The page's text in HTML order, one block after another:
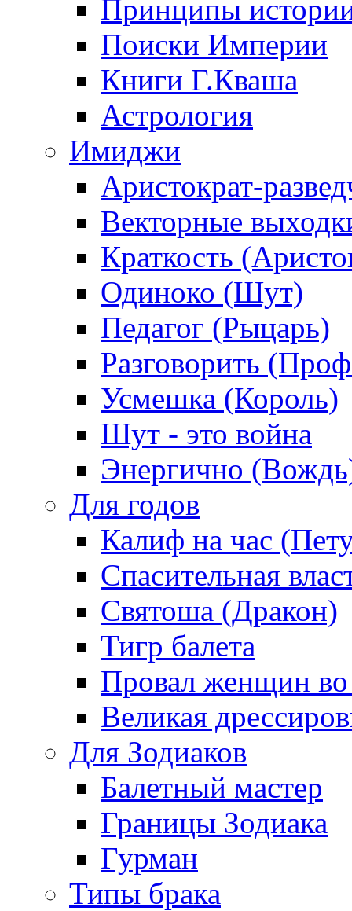
Принципы
Поиски Империи
Книги Г.Кваша
Астрология
Имиджи
Аристократ-
Векторные
Краткость
Одиноко (Шут)
Педагог (Рыцарь)
Разговорить
Усмешка (Король)
Шут - это война
Энергично
Для годов
Калиф на час
Спасительная
Святоша (Дракон)
Тигр балета
Провал женщин во
Великая
Для Зодиаков
Балетный мастер
Границы Зодиака
Гурман
Типы брака